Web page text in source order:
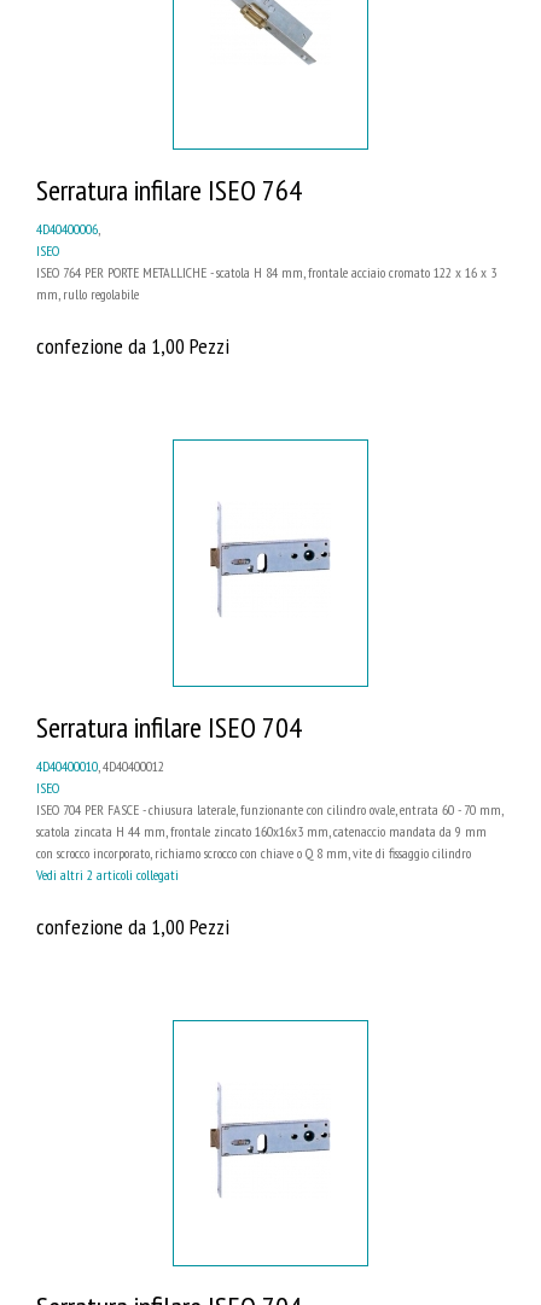
Serratura infilare ISEO 764
4D40400006,
ISEO
ISEO 764 PER PORTE METALLICHE - scatola H 84 mm, frontale acciaio cromato 122 x 16 x 3
mm, rullo regolabile
confezione da 1,00 Pezzi
Serratura infilare ISEO 704
4D40400010 , 4D40400012
ISEO
ISEO 704 PER FASCE - chiusura laterale, funzionante con cilindro ovale, entrata 60 - 70 mm,
scatola zincata H 44 mm, frontale zincato 160x16x3 mm, catenaccio mandata da 9 mm
con scrocco incorporato, richiamo scrocco con chiave o Q 8 mm, vite di fissaggio cilindro
Vedi altri 2 articoli collegati
confezione da 1,00 Pezzi